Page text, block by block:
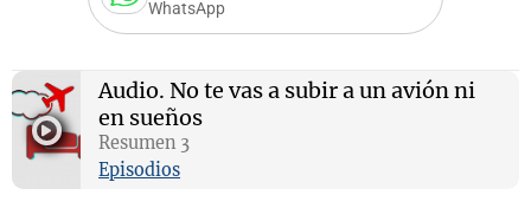
WhatsApp
Audio. No te vas a subir a un avión ni
en sueños
Resumen 3
Episodios